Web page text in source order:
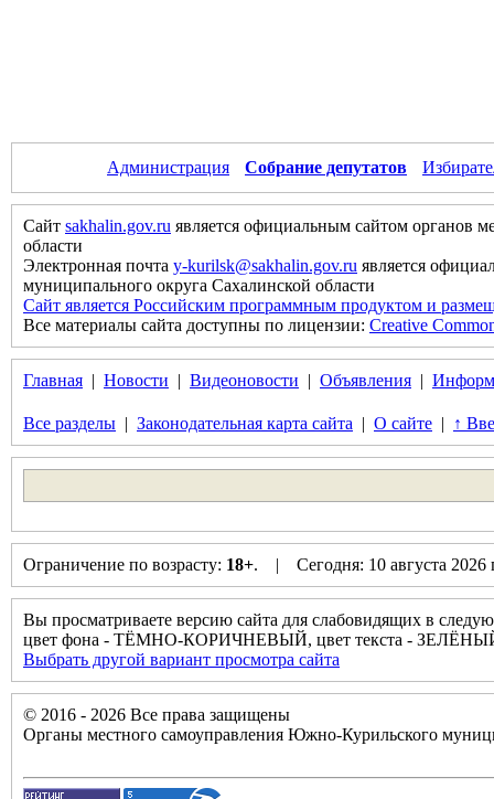
Администрация Собрание депутатов
Сайт sakhalin.gov.ru является официальным сайтом органов
области
Электронная почта y-kurilsk@sakhalin.gov.ru является
муниципального округа Сахалинской области
Сайт является Российским программным продуктом и
Все материалы сайта доступны по лицензии: Creative
Главная | Новости | Видеоновости | Объявления |
Все разделы | Законодательная карта сайта | О сайте | ↑
Ограничение по возрасту: 18+. | Сегодня: 10 августа
Вы просматриваете версию сайта для слабовидящих в
цвет фона - ТЁМНО-КОРИЧНЕВЫЙ, цвет текста -
Выбрать другой вариант просмотра сайта
© 2016 - 2026 Все права защищены
Органы местного самоуправления Южно-Курильского